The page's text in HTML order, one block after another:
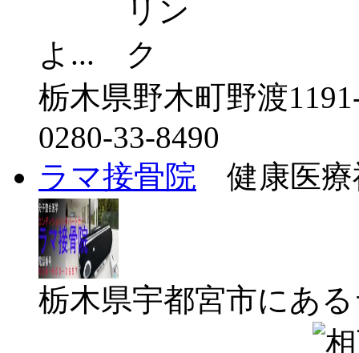
よ...
栃木県野木町野渡
0280-33-8490
ラマ接骨院 健康医療
栃木県宇都宮市にあ